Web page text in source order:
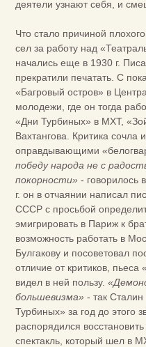
деятели узнают себя, и
Что стало причиной
сел за работу над
начались еще в 1930 г.
прекратили печатать. С
«Багровый остров» в
молодежи, где он тогда
«Дни Турбиных» в МХТ,
Вахтангова. Критика сочла
оправдывающими
победу народа не с
покорности» - говорилось
г. он в отчаянии написал
СССР с просьбой
эмигрировать в Париж к
возможность работать в
Булгакову и посоветовал
отличие от критиков,
видел в ней пользу.
большевизма» - так Сталин
Турбиных» за год до этого
распорядился
спектакль, который шел в